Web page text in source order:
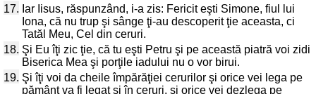
17. Iar Iisus, răspunzând, i-a zis: Fericit eşti Simone, fiul lui
Iona, că nu trup şi sânge ţi-au descoperit ţie aceasta, ci
Tatăl Meu, Cel din ceruri.
18. Şi Eu îţi zic ţie, că tu eşti Petru şi pe această piatră voi zidi
Biserica Mea şi porţile iadului nu o vor birui.
19. Şi îţi voi da cheile împărăţiei cerurilor şi orice vei lega pe
pământ va fi legat şi în ceruri, şi orice vei dezlega pe